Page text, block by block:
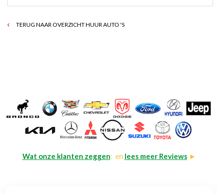
TERUG NAAR OVERZICHT HUUR AUTO 'S
Wat onze klanten zeggen: en lees meer Reviews►